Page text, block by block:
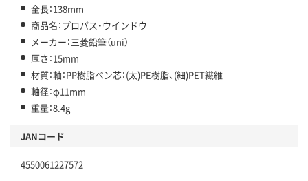
全長：138mm
商品名：プロパス・ウインドウ
メーカー：三菱鉛筆（uni）
厚さ：15mm
材質：軸：PP樹脂ペン芯：(太)PE樹脂、(細)PET繊維
軸径：φ11mm
重量：8.4g
JANコード
4550061227572